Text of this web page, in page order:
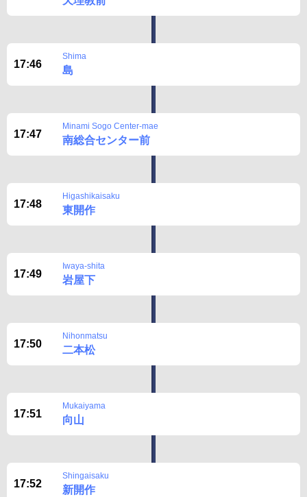
17:46
Shima
島
17:47
Minami Sogo Center-mae
南総合センター前
17:48
Higashikaisaku
東開作
17:49
Iwaya-shita
岩屋下
17:50
Nihonmatsu
二本松
17:51
Mukaiyama
向山
17:52
Shingaisaku
新開作